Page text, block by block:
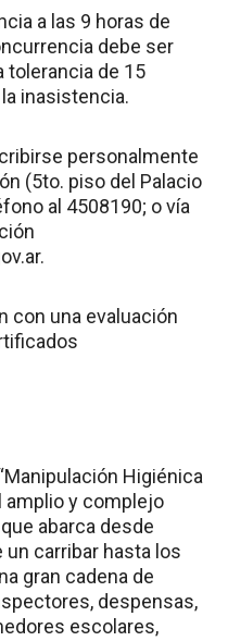
a las 9 horas de
debe ser
tolerancia de 15
inasistencia.
personalmente
(5to. piso del Palacio
al 4508190; o vía
con una evaluación
Higiénica
amplio y complejo
abarca desde
carribar hasta los
gran cadena de
despensas,
escolares,